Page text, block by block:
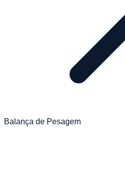
Balança de Pesagem